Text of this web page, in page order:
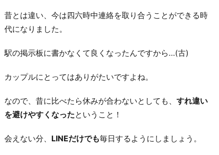
く
た
に
有
給
を
昔とは違い、今は四六時中連絡を取り合うことができる時
代になりました。
駅の掲示板に書かなくて良くなったんですから…(古)
カップルにとってはありがたいですよね。
なので、昔に比べたら休みが合わないとしても、 すれ違い
を避けやすくなったということ！
会えない分、 LINEだけでも毎日するようにしましょう。